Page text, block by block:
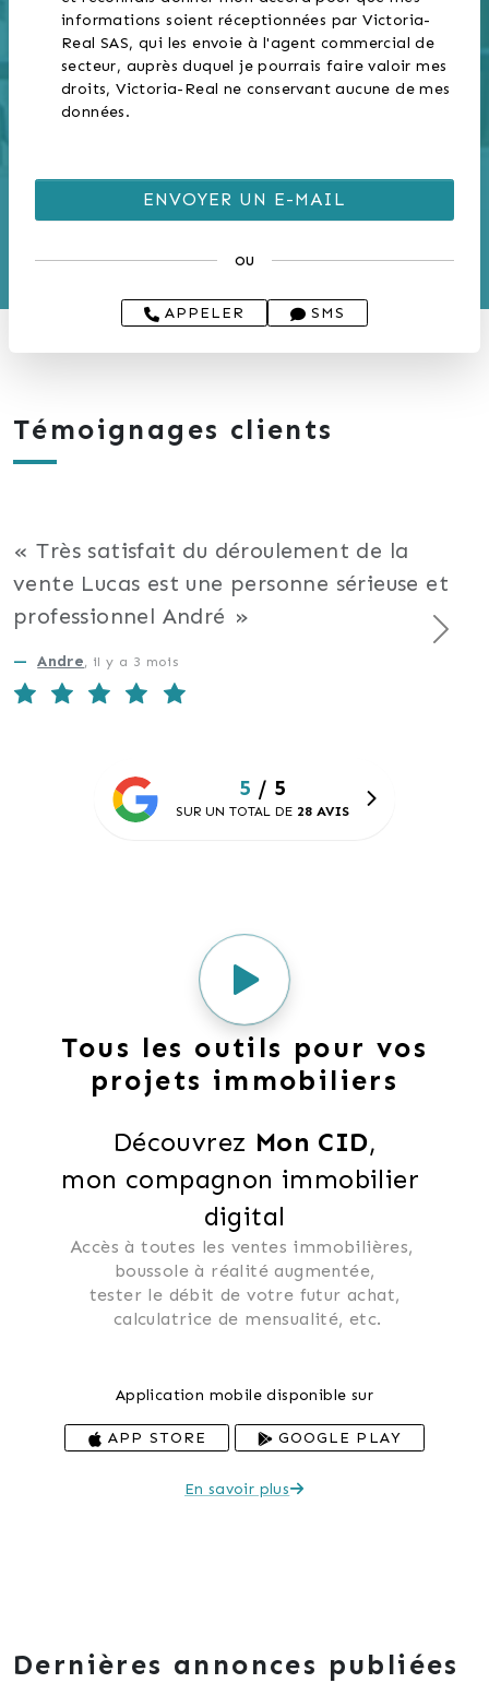
conception de plans 2D et 3D avec
possibilité d'home staging virtuel,
diffusion sur plus de 80 sites
immobiliers, utilisation de la
que du réseau de la Fourmi'immo.
– La gestion complète des
du projet, visites et traitement des
objections, débriefing, négociation
financement.
diagnostiqueurs, courtiers en
immobilier, notaires, géomètres et
mairie (service urbanisme
La relation et la satisfaction client
je serai très réactif avec un
planning adaptable pendant
Voilà ce que j’entends par
m’occuper de la vente d'un bien
immobilier. C’est de cette manière
que je veux m’inscrire dans la vie
des personnes qui comme vous, ont
le désir de réaliser un projet
sereinement.
Au plaisir de vous rencontrer très
bientôt,
Lucas Miclo
informations soient réceptionnées par Victoria-
Real SAS, qui les envoie à l'agent commercial de
secteur, auprès duquel je pourrais faire valoir mes
droits, Victoria-Real ne conservant aucune de mes
données.
ou
APPELER SMS
Témoignages clients
Très satisfait du déroulement de la
vente Lucas est une personne sérieuse et
professionnel André
Andre , il y a 3 mois
5 / 5
SUR UN TOTAL DE 28 AVIS
Tous les outils pour vos
projets immobiliers
Découvrez Mon CID,
mon compagnon immobilier
digital
Accès à toutes les ventes immobilières,
boussole à réalité augmentée,
tester le débit de votre futur achat,
calculatrice de mensualité, etc.
Application mobile disponible sur
APP STORE GOOGLE PLAY
En savoir plus
Dernières annonces publiées